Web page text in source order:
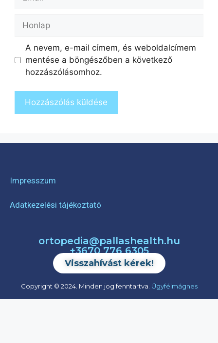
A nevem, e-mail címem, és weboldalcímem
mentése a böngészőben a következő
hozzászólásomhoz.
Impresszum
Adatkezelési tájékoztató
ortopedia@pallashealth.hu
+3670 776 6305
Visszahívást kérek!
Copyright © 2024. Minden jog fenntartva. Ügyfélmágnes